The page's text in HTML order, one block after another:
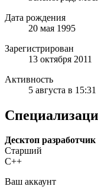
Дата рождения
20 мая 1995
Зарегистрирован
13 октября 2011
Активность
5 августа в 15:31
Десктоп разработчик
Старший
C++
Ваш аккаунт